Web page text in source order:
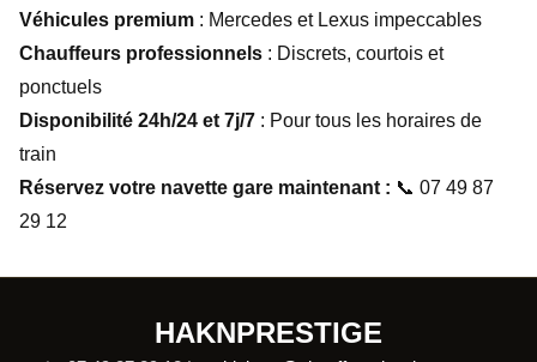
Véhicules premium : Mercedes et Lexus impeccables
Chauffeurs professionnels : Discrets, courtois et
ponctuels
Disponibilité 24h/24 et 7j/7 : Pour tous les horaires de
train
Réservez votre navette gare maintenant : 📞 07 49 87
29 12
HAKNPRESTIGE